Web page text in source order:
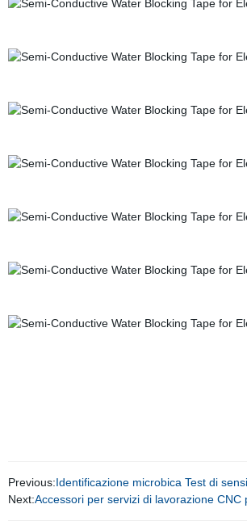
Previous:Identificazione microbica Test di
Next:Accessori per servizi di lavorazione